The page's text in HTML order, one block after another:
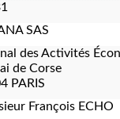
SAS
des Activités
de Corse
PARIS
François ECHO